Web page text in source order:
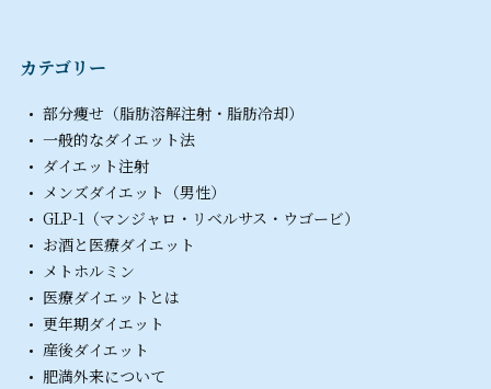
カテゴリー
部分痩せ（脂肪溶解注射・脂肪冷却）
一般的なダイエット法
ダイエット注射
メンズダイエット（男性）
GLP-1（マンジャロ・リベルサス・ウゴービ）
お酒と医療ダイエット
メトホルミン
医療ダイエットとは
更年期ダイエット
産後ダイエット
肥満外来について